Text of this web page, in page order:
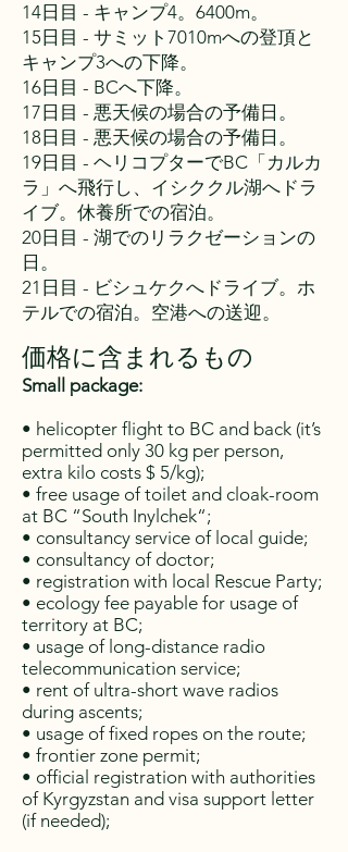
14日目 - キャンプ4。6400m。
15日目 - サミット7010mへの登頂と
キャンプ3への下降。
16日目 - BCへ下降。
17日目 - 悪天候の場合の予備日。
18日目 - 悪天候の場合の予備日。
19日目 - ヘリコプターでBC「カルカ
ラ」へ飛行し、イシククル湖へドラ
イブ。休養所での宿泊。
20日目 - 湖でのリラクゼーションの
日。
21日目 - ビシュケクへドライブ。ホ
テルでの宿泊。空港への送迎。
価格に含まれるもの
Small package:
• helicopter flight to BC and back (it’s
permitted only 30 kg per person,
extra kilo costs $ 5/kg);
• free usage of toilet and cloak-room
at BC “South Inylchek“;
• consultancy service of local guide;
• consultancy of doctor;
• registration with local Rescue Party;
• ecology fee payable for usage of
territory at BC;
• usage of long-distance radio
telecommunication service;
• rent of ultra-short wave radios
during ascents;
• usage of fixed ropes on the route;
• frontier zone permit;
• official registration with authorities
of Kyrgyzstan and visa support letter
(if needed);